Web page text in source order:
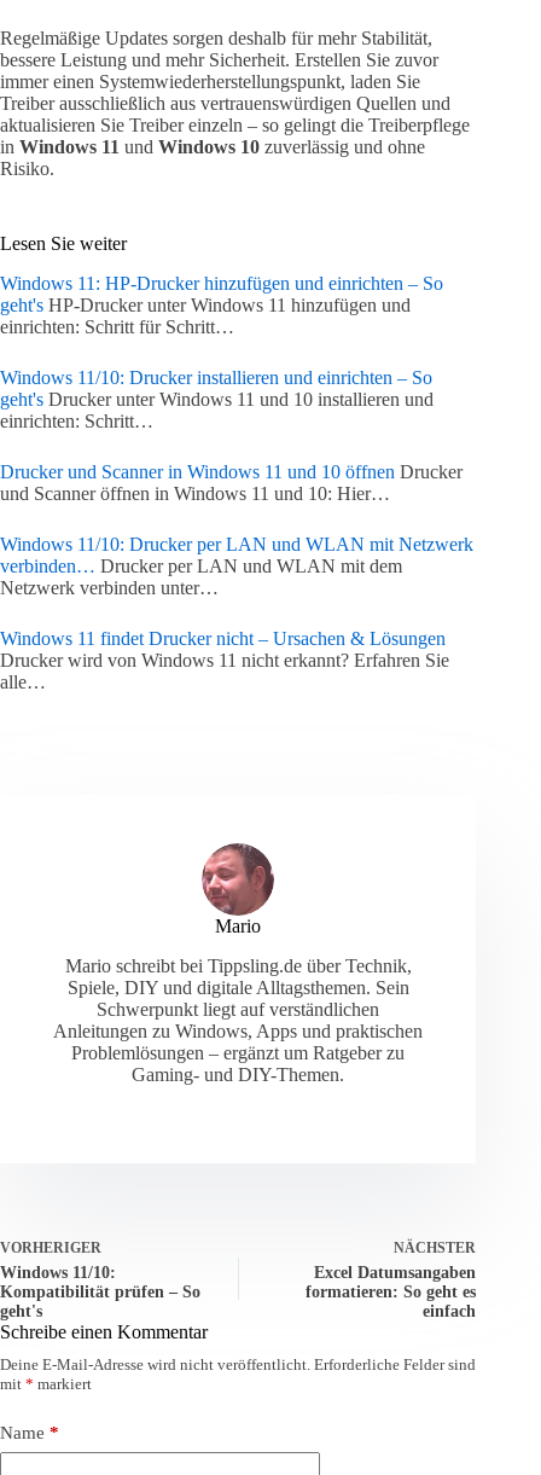
Regelmäßige Updates sorgen deshalb für mehr Stabilität,
bessere Leistung und mehr Sicherheit. Erstellen Sie zuvor
immer einen Systemwiederherstellungspunkt, laden Sie
Treiber ausschließlich aus vertrauenswürdigen Quellen und
aktualisieren Sie Treiber einzeln – so gelingt die Treiberpflege
in Windows 11 und Windows 10 zuverlässig und ohne
Risiko.
Lesen Sie weiter
Windows 11: HP-Drucker hinzufügen und einrichten – So
geht's HP-Drucker unter Windows 11 hinzufügen und
einrichten: Schritt für Schritt…
Windows 11/10: Drucker installieren und einrichten – So
geht's Drucker unter Windows 11 und 10 installieren und
einrichten: Schritt…
Drucker und Scanner in Windows 11 und 10 öffnen Drucker
und Scanner öffnen in Windows 11 und 10: Hier…
Windows 11/10: Drucker per LAN und WLAN mit Netzwerk
verbinden… Drucker per LAN und WLAN mit dem
Netzwerk verbinden unter…
Windows 11 findet Drucker nicht – Ursachen & Lösungen
Drucker wird von Windows 11 nicht erkannt? Erfahren Sie
alle…
Mario
Mario schreibt bei Tippsling.de über Technik,
Spiele, DIY und digitale Alltagsthemen. Sein
Schwerpunkt liegt auf verständlichen
Anleitungen zu Windows, Apps und praktischen
Problemlösungen – ergänzt um Ratgeber zu
Gaming- und DIY-Themen.
VORHERIGER
Windows 11/10:
Kompatibilität prüfen – So
geht's
NÄCHSTER
Excel Datumsangaben
formatieren: So geht es
einfach
Schreibe einen Kommentar
Deine E-Mail-Adresse wird nicht veröffentlicht. Erforderliche Felder sind
mit * markiert
Name *